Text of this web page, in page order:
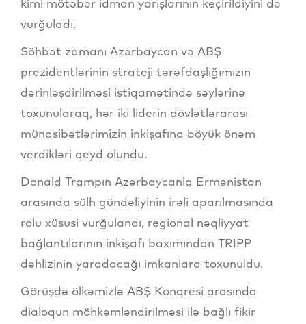
kimi mötəbər idman yarışlarının keçirildiyini də
vurğuladı.
Söhbət zamanı Azərbaycan və ABŞ
prezidentlərinin strateji tərəfdaşlığımızın
dərinləşdirilməsi istiqamətində səylərinə
toxunularaq, hər iki liderin dövlətlərarası
münasibətlərimizin inkişafına böyük önəm
verdikləri qeyd olundu.
Donald Trampın Azərbaycanla Ermənistan
arasında sülh gündəliyinin irəli aparılmasında
rolu xüsusi vurğulandı, regional nəqliyyat
bağlantılarının inkişafı baxımından TRIPP
dəhlizinin yaradacağı imkanlara toxunuldu.
Görüşdə ölkəmizlə ABŞ Konqresi arasında
dialoqun möhkəmləndirilməsi ilə bağlı fikir